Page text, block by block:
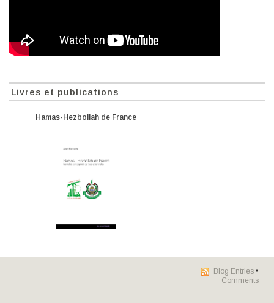
Livres et publications
Hamas-Hezbollah de France
Blog Entries •
Comments